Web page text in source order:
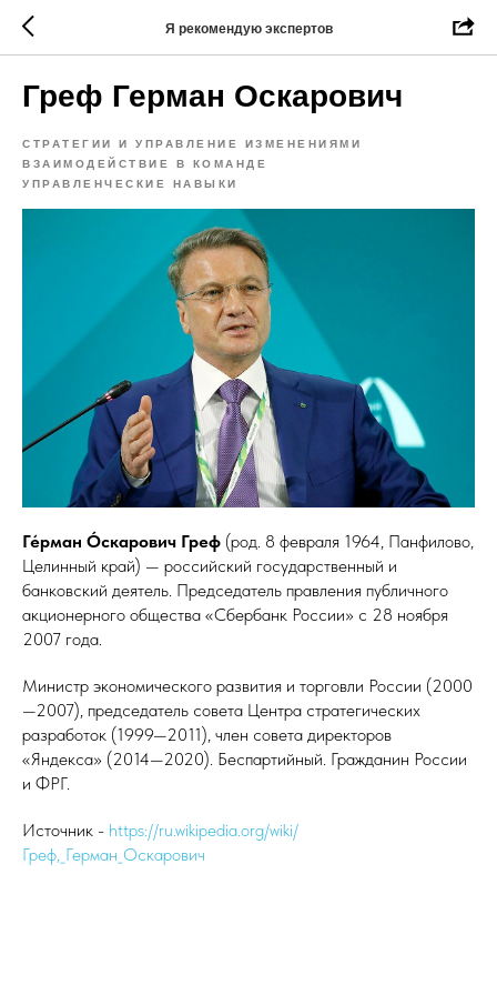
Я рекомендую экспертов
Греф Герман Оскарович
СТРАТЕГИИ И УПРАВЛЕНИЕ ИЗМЕНЕНИЯМИ
ВЗАИМОДЕЙСТВИЕ В КОМАНДЕ
УПРАВЛЕНЧЕСКИЕ НАВЫКИ
Ге́рман О́скарович Греф (род. 8 февраля 1964, Панфилово,
Целинный край) — российский государственный и
банковский деятель. Председатель правления публичного
акционерного общества «Сбербанк России» с 28 ноября
2007 года.
Министр экономического развития и торговли России (2000
—2007), председатель совета Центра стратегических
разработок (1999—2011), член совета директоров
«Яндекса» (2014—2020). Беспартийный. Гражданин России
и ФРГ.
Источник - https://ru.wikipedia.org/wiki/
Греф,_Герман_Оскарович